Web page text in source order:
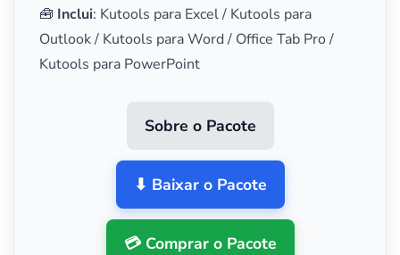
🧰 Inclui: Kutools para Excel / Kutools para
Outlook / Kutools para Word / Office Tab Pro /
Kutools para PowerPoint
Sobre o Pacote
⬇ Baixar o Pacote
💳 Comprar o Pacote